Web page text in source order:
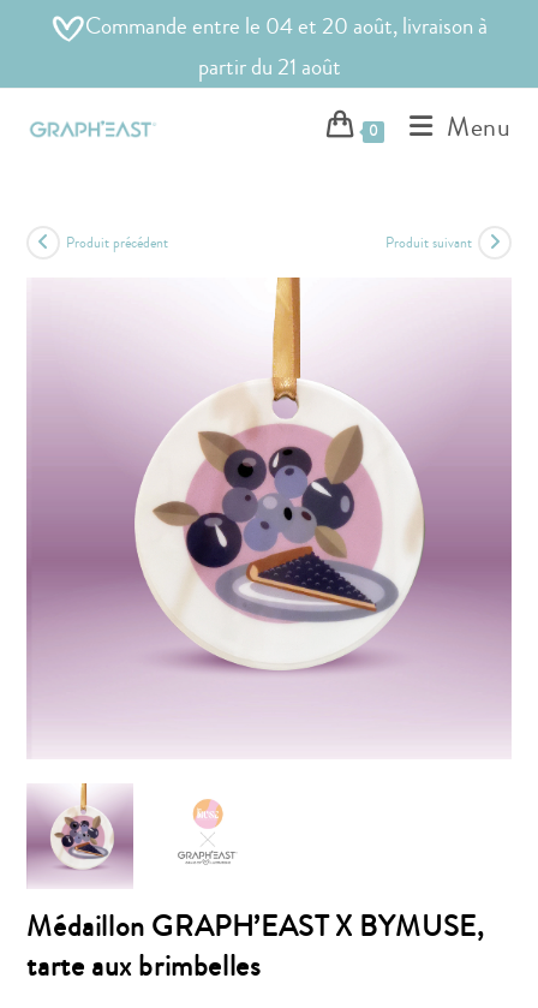
Commande entre le 04 et 20 août, livraison à
partir du 21 août
0 Menu
Produit précédent Produit suivant
Médaillon GRAPH’EAST X BYMUSE,
tarte aux brimbelles